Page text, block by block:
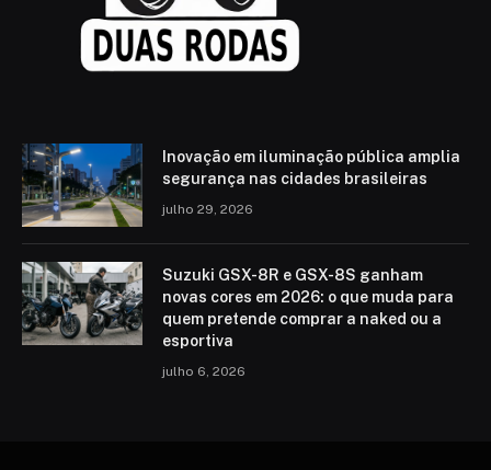
Inovação em iluminação pública amplia
segurança nas cidades brasileiras
julho 29, 2026
Suzuki GSX-8R e GSX-8S ganham
novas cores em 2026: o que muda para
quem pretende comprar a naked ou a
esportiva
julho 6, 2026